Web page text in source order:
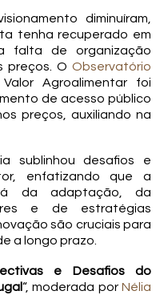
diminuíram,
tenha recuperado em
falta de organização
preços. O Observatório
Agroalimentar foi
de acesso público
preços, auxiliando na
sublinhou desafios e
enfatizando que a
da adaptação, da
e de estratégias
são cruciais para
a longo prazo.
e Desafios do
“, moderada porNélia